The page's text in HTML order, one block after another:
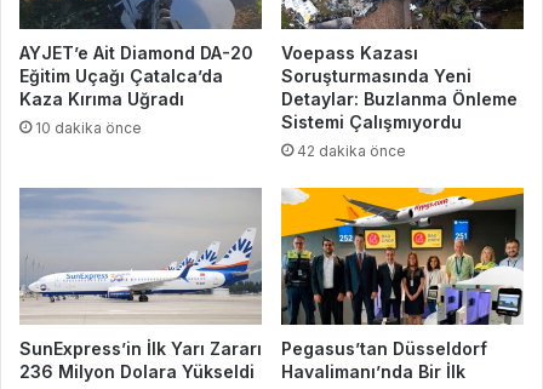
AYJET’e Ait Diamond DA-20
Eğitim Uçağı Çatalca’da
Kaza Kırıma Uğradı
10 dakika önce
Voepass Kazası
Soruşturmasında Yeni
Detaylar: Buzlanma Önleme
Sistemi Çalışmıyordu
42 dakika önce
SunExpress’in İlk Yarı Zararı
236 Milyon Dolara Yükseldi
Pegasus’tan Düsseldorf
Havalimanı’nda Bir İlk